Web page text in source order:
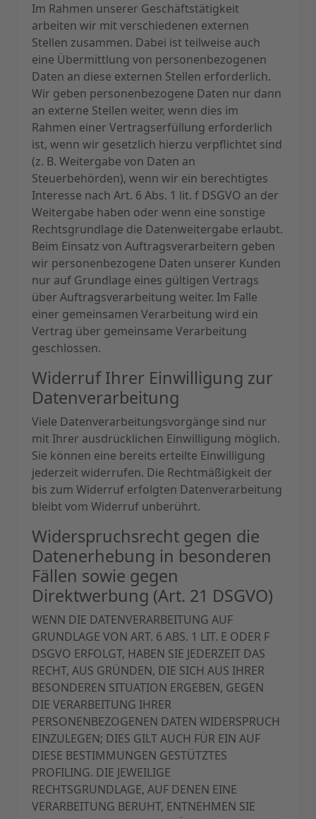
Im Rahmen unserer Geschäftstätigkeit
arbeiten wir mit verschiedenen externen
Stellen zusammen. Dabei ist teilweise auch
eine Übermittlung von personenbezogenen
Daten an diese externen Stellen erforderlich.
Wir geben personenbezogene Daten nur dann
an externe Stellen weiter, wenn dies im
Rahmen einer Vertragserfüllung erforderlich
ist, wenn wir gesetzlich hierzu verpflichtet sind
(z. B. Weitergabe von Daten an
Steuerbehörden), wenn wir ein berechtigtes
Interesse nach Art. 6 Abs. 1 lit. f DSGVO an der
Weitergabe haben oder wenn eine sonstige
Rechtsgrundlage die Datenweitergabe erlaubt.
Beim Einsatz von Auftragsverarbeitern geben
wir personenbezogene Daten unserer Kunden
nur auf Grundlage eines gültigen Vertrags
über Auftragsverarbeitung weiter. Im Falle
einer gemeinsamen Verarbeitung wird ein
Vertrag über gemeinsame Verarbeitung
geschlossen.
Widerruf Ihrer Einwilligung zur
Datenverarbeitung
Viele Datenverarbeitungsvorgänge sind nur
mit Ihrer ausdrücklichen Einwilligung möglich.
Sie können eine bereits erteilte Einwilligung
jederzeit widerrufen. Die Rechtmäßigkeit der
bis zum Widerruf erfolgten Datenverarbeitung
bleibt vom Widerruf unberührt.
Widerspruchsrecht gegen die
Datenerhebung in besonderen
Fällen sowie gegen
Direktwerbung (Art. 21 DSGVO)
WENN DIE DATENVERARBEITUNG AUF
GRUNDLAGE VON ART. 6 ABS. 1 LIT. E ODER F
DSGVO ERFOLGT, HABEN SIE JEDERZEIT DAS
RECHT, AUS GRÜNDEN, DIE SICH AUS IHRER
BESONDEREN SITUATION ERGEBEN, GEGEN
DIE VERARBEITUNG IHRER
PERSONENBEZOGENEN DATEN WIDERSPRUCH
EINZULEGEN; DIES GILT AUCH FÜR EIN AUF
DIESE BESTIMMUNGEN GESTÜTZTES
PROFILING. DIE JEWEILIGE
RECHTSGRUNDLAGE, AUF DENEN EINE
VERARBEITUNG BERUHT, ENTNEHMEN SIE